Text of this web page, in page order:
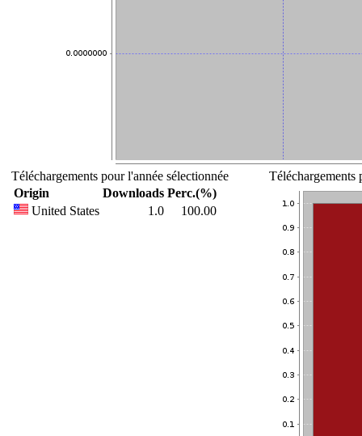
Téléchargements pour l'année sélectionnée
Origin
Downloads Perc.(%)
United States
1.0 100.00
Téléchargements